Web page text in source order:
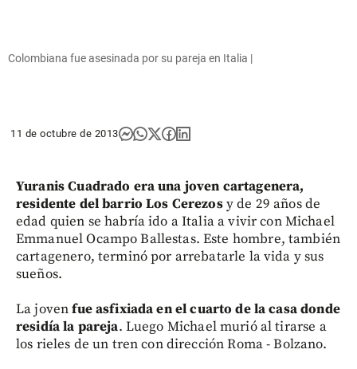
Colombiana fue asesinada por su pareja en Italia |
11 de octubre de 2013
Yuranis Cuadrado era una joven cartagenera,
residente del barrio Los Cerezosy de 29 años de
edad quien se habría ido a Italia a vivir con Michael
Emmanuel Ocampo Ballestas. Este hombre, también
cartagenero, terminó por arrebatarle la vida y sus
sueños.
La jovenfue asfixiada en el cuarto de la casa donde
residía la pareja. Luego Michael murió al tirarse a
los rieles de un tren con dirección Roma - Bolzano.